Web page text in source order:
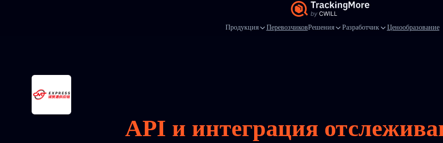
Продукция ПеревозчиковРешения Разработчик Ценообразование
API и интеграция